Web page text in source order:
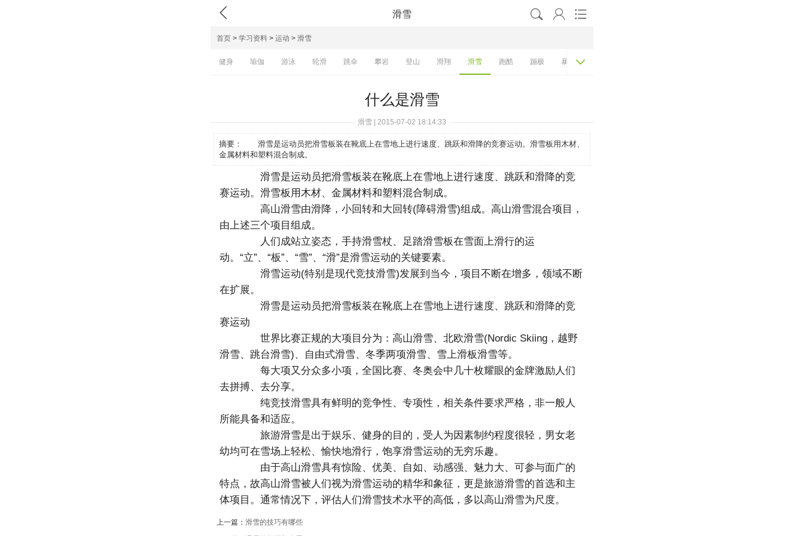
 滑雪   
首页 > 学习资料 > 运动 > 滑雪
健身 瑜伽 游泳 轮滑 跳伞 攀岩 登山 滑翔 滑雪 跑酷 蹦极 暴走 
什么是滑雪
滑雪 | 2015-07-02 18:14:33
摘要：
滑雪是运动员把滑雪板装在靴底上在雪地上进行速度、跳跃和滑降的竞赛运动。滑雪板用木材、
金属材料和塑料混合制成。
滑雪是运动员把滑雪板装在靴底上在雪地上进行速度、跳跃和滑降的竞
赛运动。滑雪板用木材、金属材料和塑料混合制成。
高山滑雪由滑降，小回转和大回转(障碍滑雪)组成。高山滑雪混合项目，
由上述三个项目组成。
人们成站立姿态，手持滑雪杖、足踏滑雪板在雪面上滑行的运
动。“立”、“板”、“雪”、“滑”是滑雪运动的关键要素。
滑雪运动(特别是现代竞技滑雪)发展到当今，项目不断在增多，领域不断
在扩展。
滑雪是运动员把滑雪板装在靴底上在雪地上进行速度、跳跃和滑降的竞
赛运动
世界比赛正规的大项目分为：高山滑雪、北欧滑雪(Nordic Skiing，越野
滑雪、跳台滑雪)、自由式滑雪、冬季两项滑雪、雪上滑板滑雪等。
每大项又分众多小项，全国比赛、冬奥会中几十枚耀眼的金牌激励人们
去拼搏、去分享。
纯竞技滑雪具有鲜明的竞争性、专项性，相关条件要求严格，非一般人
所能具备和适应。
旅游滑雪是出于娱乐、健身的目的，受人为因素制约程度很轻，男女老
幼均可在雪场上轻松、愉快地滑行，饱享滑雪运动的无穷乐趣。
由于高山滑雪具有惊险、优美、自如、动感强、魅力大、可参与面广的
特点，故高山滑雪被人们视为滑雪运动的精华和象征，更是旅游滑雪的首选和主
体项目。通常情况下，评估人们滑雪技术水平的高低，多以高山滑雪为尺度。
上一篇： 滑雪的技巧有哪些